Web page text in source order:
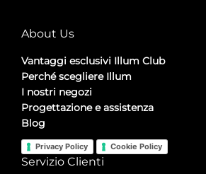
About Us
Vantaggi esclusivi Illum Club
Perché scegliere Illum
I nostri negozi
Progettazione e assistenza
Blog
Privacy Policy Cookie Policy
Servizio Clienti